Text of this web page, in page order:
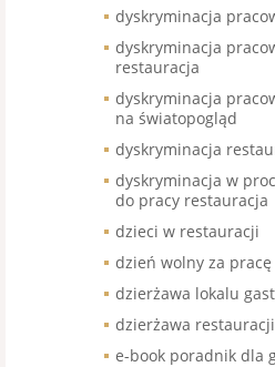
dyskryminacja
dyskryminacja
restauracja
dyskryminacja
na światopogląd
dyskryminacja
dyskryminacja w
do pracy restauracja
dzieci w restauracji
dzień wolny za
dzierżawa lokalu
dzierżawa
e-book poradnik dla